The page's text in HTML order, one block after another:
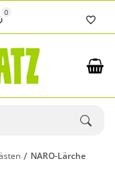
0
NARO-Lärche